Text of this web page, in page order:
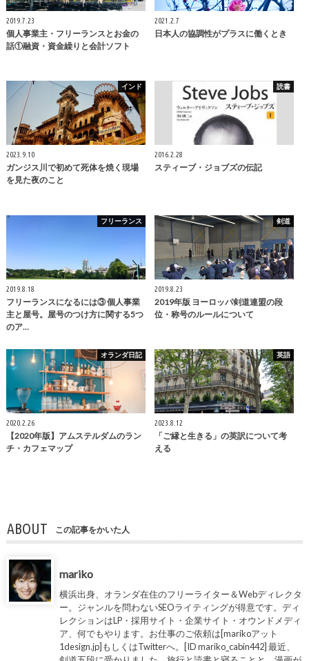
2019.7.23
個人事業主・フリーランスとお金の
話①融資・資金繰りと会計ソフト
2021.2.7
日本人の協調性がプラスに働くとき
インド
2023.9.10
ガンジス川で初めて死体を焼く現場
を見た夜のこと
読書
2016.2.28
スティーブ・ジョブズの伝記
フリーランス
2019.8.18
フリーランスになるには③ 個人事業
主と屋号。屋号のつけ方に関する5つ
のア…
剣道
2019.8.23
2019年版 ヨーロッパ剣道連盟の段
位・称号のルールについて
オランダ日記
2020.2.26
【2020年版】アムステルダムのラン
チ・カフェマップ
英語
2023.8.12
「ご縁と生きる」の英訳について考
える
ABOUT この記事をかいた人
mariko
横浜出身、オランダ在住のフリーライター＆Webディレクタ
ー。ジャンルを問わないSEOライティングが得意です。ディ
レクションはLP・採用サイト・企業サイト・オウンドメディ
ア、何でもやります。お仕事のご依頼は[marikoアット
1design.jp]もしくはTwitterへ。[ID mariko_cabin442] 最近、